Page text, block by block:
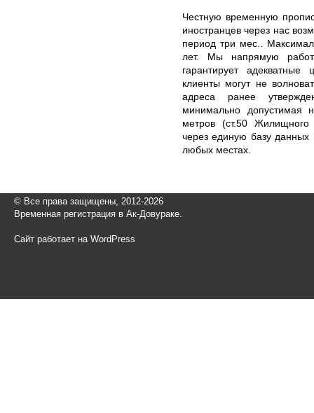
Честную временную
иностранцев через нас
период три мес..
лет. Мы напрямую
гарантирует
клиенты могут не
адреса ранее
минимально допустимая
метров (ст.50 Жилищного
через единую базу данных
любых местах.
© Все права защищены, 2012-2026
Временная регистрация в Ак-Довураке.
Сайт работает на WordPress